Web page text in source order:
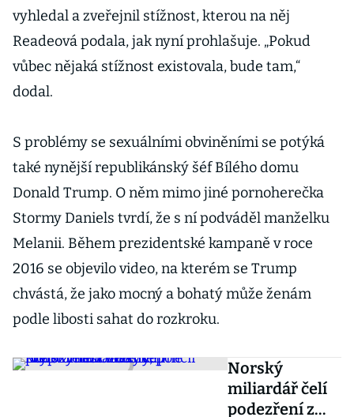
vyhledal a zveřejnil stížnost, kterou na něj
Readeová podala, jak nyní prohlašuje. „Pokud
vůbec nějaká stížnost existovala, bude tam,“
dodal.
S problémy se sexuálními obviněními se potýká
také nynější republikánský šéf Bílého domu
Donald Trump. O něm mimo jiné pornoherečka
Stormy Daniels tvrdí, že s ní podváděl manželku
Melanii. Během prezidentské kampaně v roce
2016 se objevilo video, na kterém se Trump
chvástá, že jako mocný a bohatý může ženám
podle libosti sahat do rozkroku.
Norský
miliardář čelí
podezření z